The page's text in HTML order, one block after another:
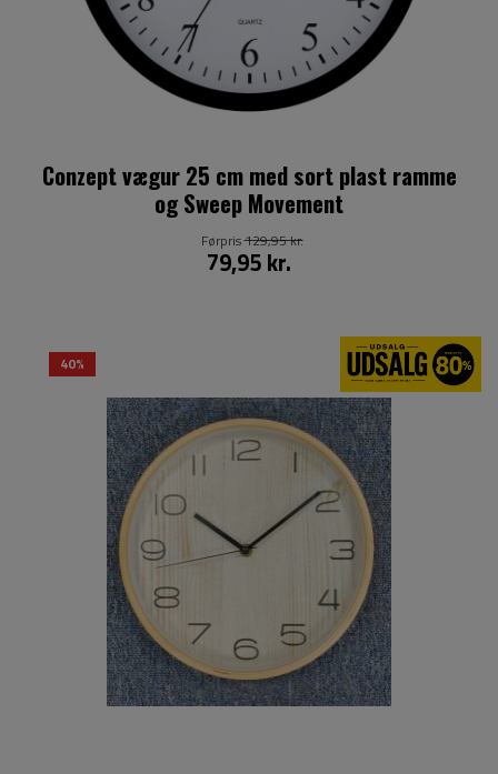
Conzept vægur 25 cm med sort plast ramme
og Sweep Movement
79,95 kr.
Førpris129,95 kr.
40%